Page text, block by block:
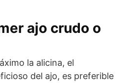
ajo crudo o
la alicina, el
del ajo, es preferible